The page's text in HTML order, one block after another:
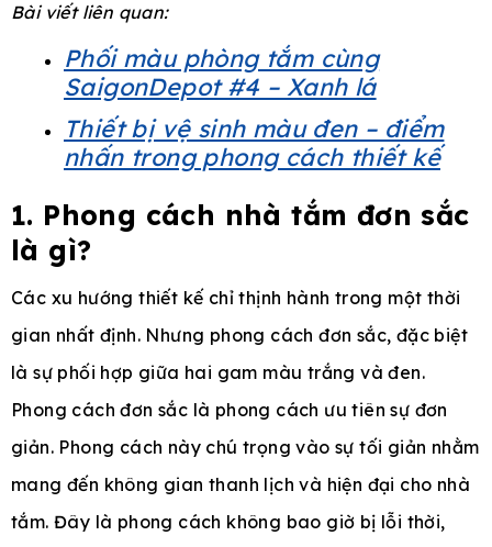
Bài viết liên quan:
Phối màu phòng tắm cùng
SaigonDepot #4 – Xanh lá
Thiết bị vệ sinh màu đen – điểm
nhấn trong phong cách thiết kế
1. Phong cách nhà tắm đơn sắc
là gì?
Các xu hướng thiết kế chỉ thịnh hành trong một thời
gian nhất định. Nhưng phong cách đơn sắc, đặc biệt
là sự phối hợp giữa hai gam màu trắng và đen.
Phong cách đơn sắc là phong cách ưu tiên sự đơn
giản. Phong cách này chú trọng vào sự tối giản nhằm
mang đến không gian thanh lịch và hiện đại cho nhà
tắm. Đây là phong cách không bao giờ bị lỗi thời,